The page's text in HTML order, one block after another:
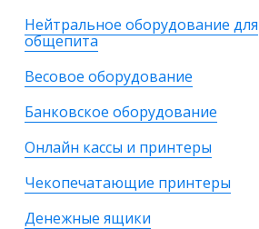
Нейтральное оборудование для
общепита
Весовое оборудование
Банковское оборудование
Онлайн кассы и принтеры
Чекопечатающие принтеры
Денежные ящики